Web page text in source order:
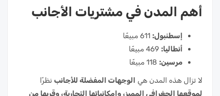
أهم المدن في مشتريات الأجانب
إسطنبول:
أنطاليا:
مرسين:
لا تزال هذه المدن هي الوجهات المفضلة للأجانب نظرًا
لموقعها الجغرافي المميز، وإمكانياتها التجارية، وقربها من